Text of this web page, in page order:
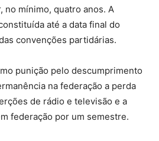
no mínimo, quatro anos. A
até a data final do
convenções partidárias.
punição pelo descumprimento
na federação a perda
de rádio e televisão e a
federação por um semestre.